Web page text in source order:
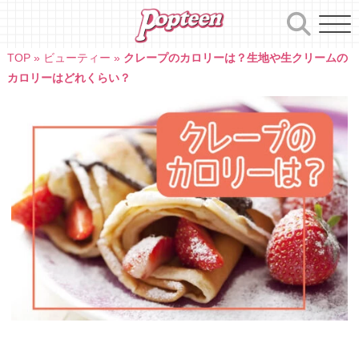
TOP» ビューティー » クレープのカロリーは？生地や生クリームの
カロリーはどれくらい？